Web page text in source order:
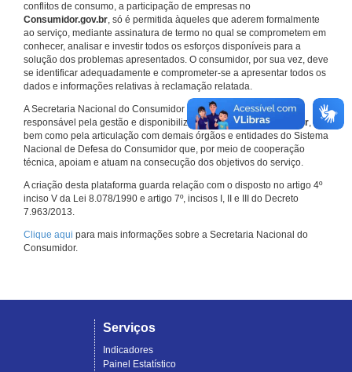
conflitos de consumo, a participação de empresas no
Consumidor.gov.br, só é permitida àqueles que aderem formalmente
ao serviço, mediante assinatura de termo no qual se comprometem em
conhecer, analisar e investir todos os esforços disponíveis para a
solução dos problemas apresentados. O consumidor, por sua vez, deve
se identificar adequadamente e comprometer-se a apresentar todos os
dados e informações relativas à reclamação relatada.
A Secretaria Nacional do Consumidor do Ministério da Justiça é a
responsável pela gestão e disponibilização doConsumidor.gov.br,
bem como pela articulação com demais órgãos e entidades do Sistema
Nacional de Defesa do Consumidor que, por meio de cooperação
técnica, apoiam e atuam na consecução dos objetivos do serviço.
A criação desta plataforma guarda relação com o disposto no artigo 4º
inciso V da Lei 8.078/1990 e artigo 7º, incisos I, II e III do Decreto
7.963/2013.
Clique aqui para mais informações sobre a Secretaria Nacional do
Consumidor.
Serviços
Indicadores
Painel Estatístico